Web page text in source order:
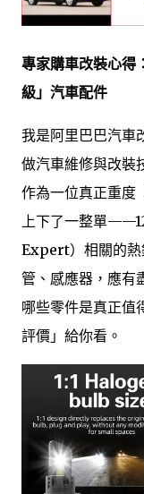
專家購車改裝心得
級」汽車配件
我是阿里巴巴汽車
做汽車維修與改裝
作為一位真正重
上下了一整單
Expert）相關的熱
管、感應器，應有
哪些零件是真正值
評價」給你看。